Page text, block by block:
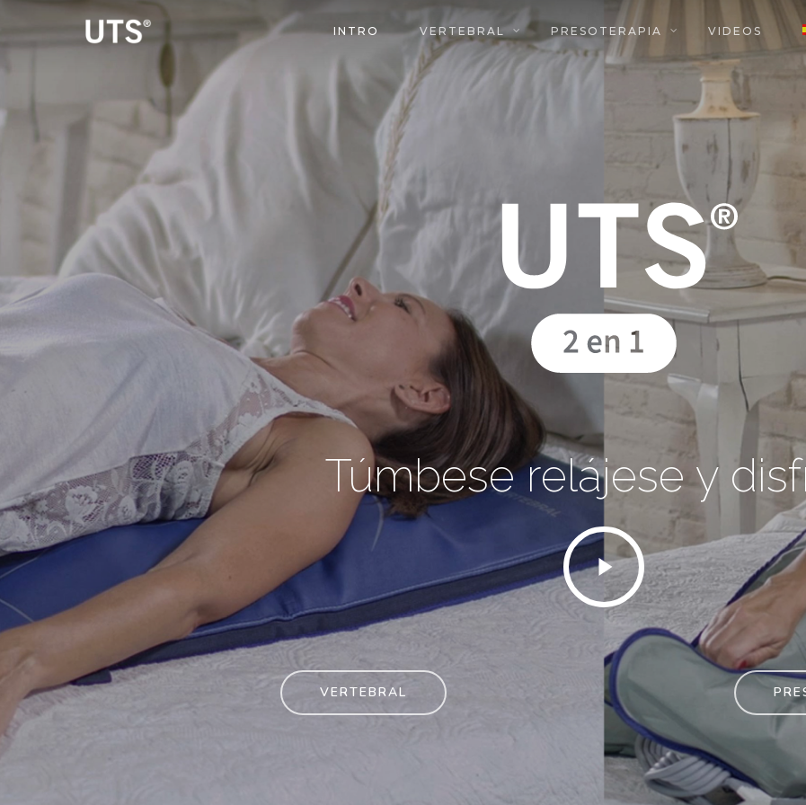
INTRO VERTEBRAL PRESOTERAPIA VIDEOS
Túmbese relájese y
VERTEBRAL